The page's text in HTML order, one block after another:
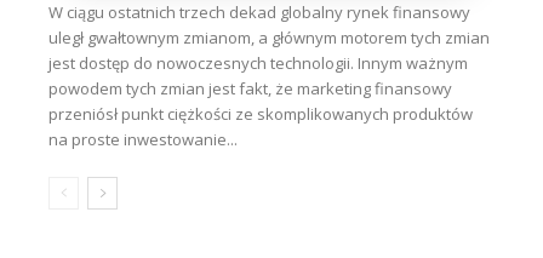
W ciągu ostatnich trzech dekad globalny rynek finansowy
uległ gwałtownym zmianom, a głównym motorem tych zmian
jest dostęp do nowoczesnych technologii. Innym ważnym
powodem tych zmian jest fakt, że marketing finansowy
przeniósł punkt ciężkości ze skomplikowanych produktów
na proste inwestowanie...